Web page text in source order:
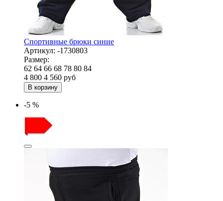
Спортивные брюки синие
Артикул: -1730803
Размер:
62 64 66 68 78 80 84
4 800 4 560 руб
В корзину
-5 %